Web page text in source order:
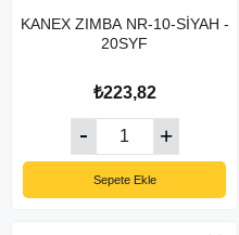
KANEX ZIMBA NR-10-SİYAH -
20SYF
₺223,82
Sepete Ekle